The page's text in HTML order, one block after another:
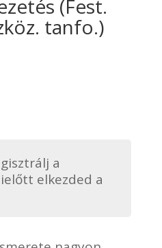
(Fest.
tanfo.)
a
elkezded a